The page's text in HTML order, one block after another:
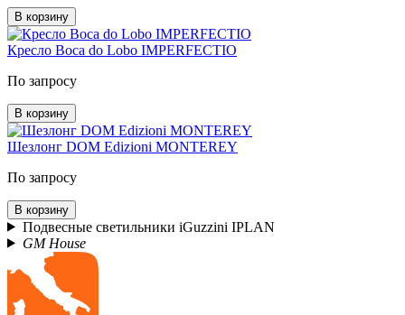
В корзину
Кресло Boca do Lobo IMPERFECTIO
По запросу
В корзину
Шезлонг DOM Edizioni MONTEREY
По запросу
В корзину
Подвесные светильники iGuzzini IPLAN
GM House